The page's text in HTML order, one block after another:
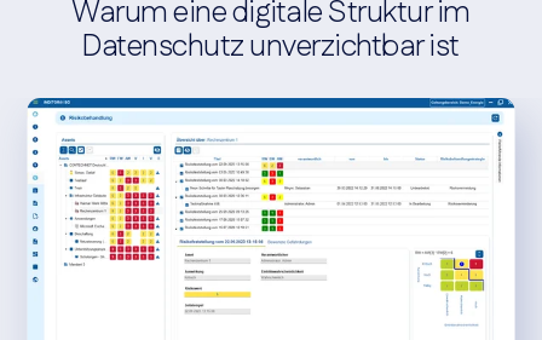
Warum eine digitale Struktur im
Datenschutz unverzichtbar ist